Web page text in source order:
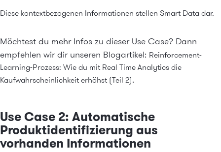
Diese kontextbezogenen Informationen stellen Smart Data dar.
Möchtest du mehr Infos zu dieser Use Case? Dann
empfehlen wir dir unseren Blogartikel: Reinforcement-
Learning-Prozess: Wie du mit Real Time Analytics die
Kaufwahrscheinlichkeit erhöhst (Teil 2).
Use Case 2: Automatische
Produktidentifizierung aus
vorhanden Informationen